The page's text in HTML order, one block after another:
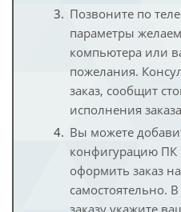
Позвоните по
параметры
компьютера или
пожелания.
заказ, сообщит
исполнения
Вы можете
конфигурацию ПК
оформить заказ
самостоятельно.
заказу укажите